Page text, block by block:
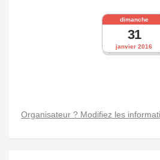
janvier 2016
dimanche
31
Organisateur ? Modifiez les